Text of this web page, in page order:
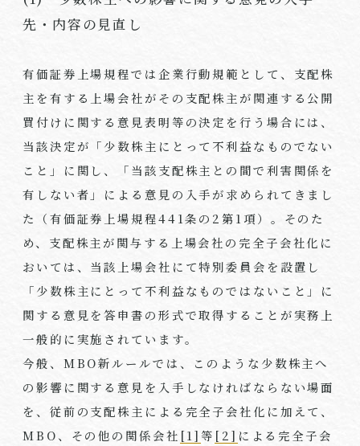
先・内容の見直し
有価証券上場規程では企業行動規範として、支配株
主を有する上場会社がその支配株主が関連する公開
買付けに関する意見表明等の決定を行う場合には、
当該決定が「少数株主にとって不利益なものでない
こと」に関し、「当該支配株主との間で利害関係を
有しない者」による意見の入手が求められてきまし
た（有価証券上場規程441条の 2第1 項）。そのた
め、支配株主が関与する上場会社の完全子会社化に
おいては、当該上場会社にて特別委員会を設置し
「少数株主にとって不利益なものではないこと」に
関する意見を答申書の形式で取得することが実務上
一般的に実施されています。
今般、 MBO新ルールでは、このような少数株主へ
の影響に関する意見を入手しなければならない場面
を、従前の支配株主による完全子会社化に加えて、
MBO、その他の関係会社 [1] 等 [2] による完全子会